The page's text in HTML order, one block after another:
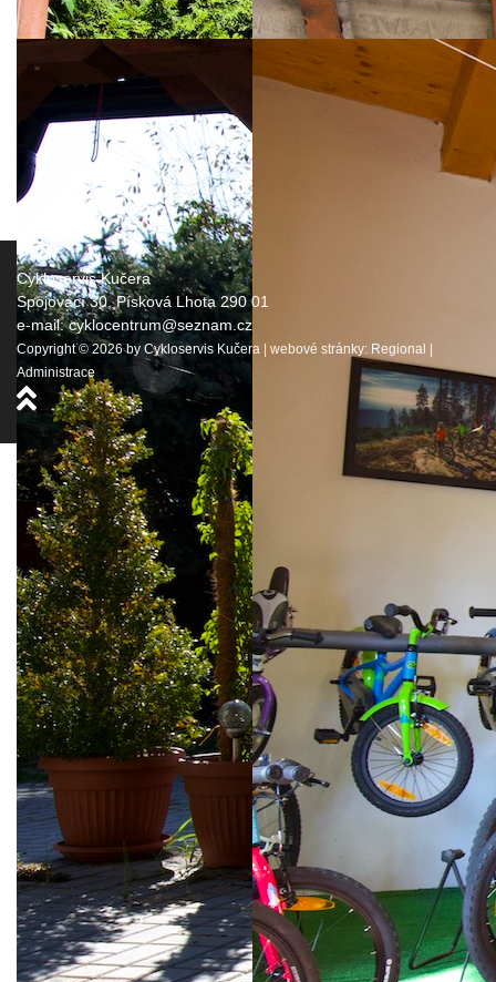
Cykloservis Kučera
Spojovací 30, Písková Lhota 290 01
e-mail:cyklocentrum@seznam.cz
Copyright © 2026 by Cykloservis Kučera | webové stránky: Regional
Administrace